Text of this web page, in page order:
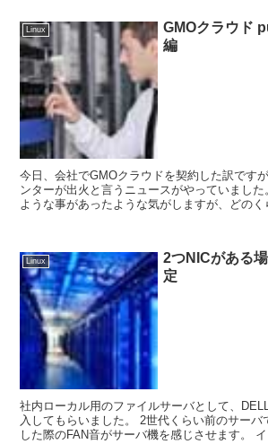
Linux
GMOクラウド
編
今日、会社でGMOクラウドを契約した訳です
ンターが出火と言うニュースがやっていました。 以前にAWSも似
ような事があったような気がしますが、どのく
Linux
2つNICがある
定
社内ローカル用のファイルサーバとして、
入してもらいました。 2世代くらい前のサーバ
した際のFAN音がサーバ機を感じさせます。 インストールなどは、